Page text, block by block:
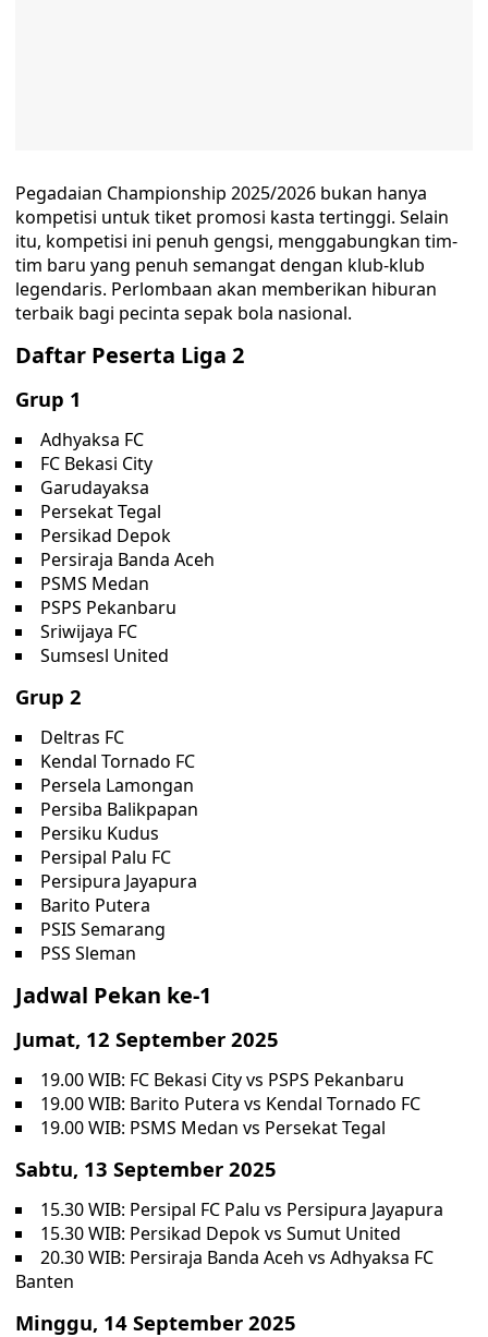
Pegadaian Championship 2025/2026 bukan hanya
kompetisi untuk tiket promosi kasta tertinggi. Selain
itu, kompetisi ini penuh gengsi, menggabungkan tim-
tim baru yang penuh semangat dengan klub-klub
legendaris. Perlombaan akan memberikan hiburan
terbaik bagi pecinta sepak bola nasional.
Daftar Peserta Liga 2
Grup 1
Adhyaksa FC
FC Bekasi City
Garudayaksa
Persekat Tegal
Persikad Depok
Persiraja Banda Aceh
PSMS Medan
PSPS Pekanbaru
Sriwijaya FC
Sumsesl United
Grup 2
Deltras FC
Kendal Tornado FC
Persela Lamongan
Persiba Balikpapan
Persiku Kudus
Persipal Palu FC
Persipura Jayapura
Barito Putera
PSIS Semarang
PSS Sleman
Jadwal Pekan ke-1
Jumat, 12 September 2025
19.00 WIB: FC Bekasi City vs PSPS Pekanbaru
19.00 WIB: Barito Putera vs Kendal Tornado FC
19.00 WIB: PSMS Medan vs Persekat Tegal
Sabtu, 13 September 2025
15.30 WIB: Persipal FC Palu vs Persipura Jayapura
15.30 WIB: Persikad Depok vs Sumut United
20.30 WIB: Persiraja Banda Aceh vs Adhyaksa FC
Banten
Minggu, 14 September 2025